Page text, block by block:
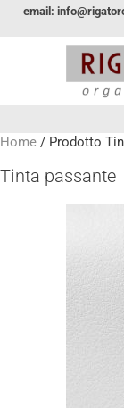
email:
Home / Prodotto
Tinta passante